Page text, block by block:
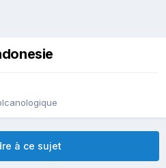
à ce sujet